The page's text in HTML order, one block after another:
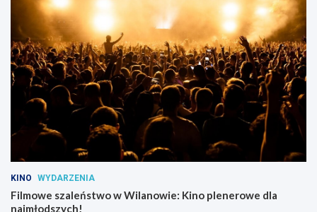
KINO WYDARZENIA
Filmowe szaleństwo w Wilanowie: Kino plenerowe dla
najmłodszych!